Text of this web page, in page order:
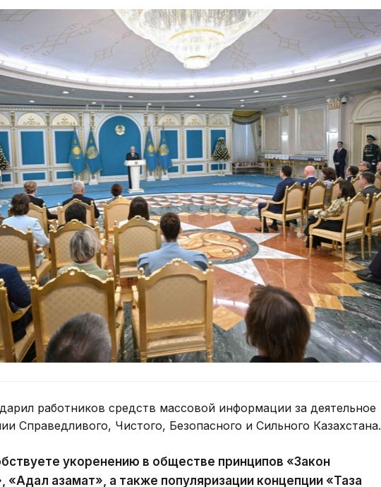
работников средств массовой информации за деятельное
Справедливого, Чистого, Безопасного и Сильного Казахстана.
укоренению в обществе принципов «Закон
«Адал азамат», а также популяризации концепции «Таза